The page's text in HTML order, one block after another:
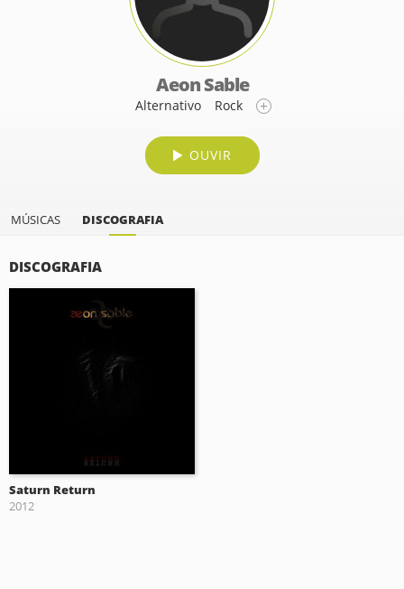
Aeon Sable
Alternativo Rock
OUVIR
MÚSICAS DISCOGRAFIA
DISCOGRAFIA
Saturn Return
2012